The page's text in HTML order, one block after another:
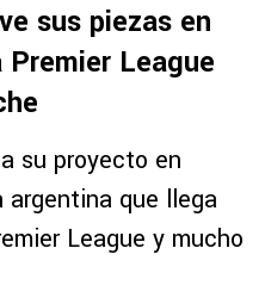
sus piezas en
League
su proyecto en
argentina que llega
League y mucho